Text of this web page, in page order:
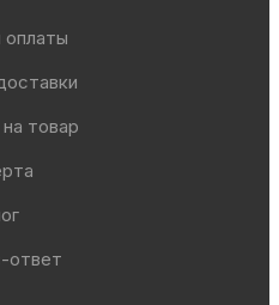
оплаты
товар
ответ